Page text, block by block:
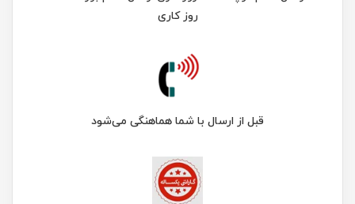
روز کاری
قبل از ارسال با شما هماهنگی می‌شود